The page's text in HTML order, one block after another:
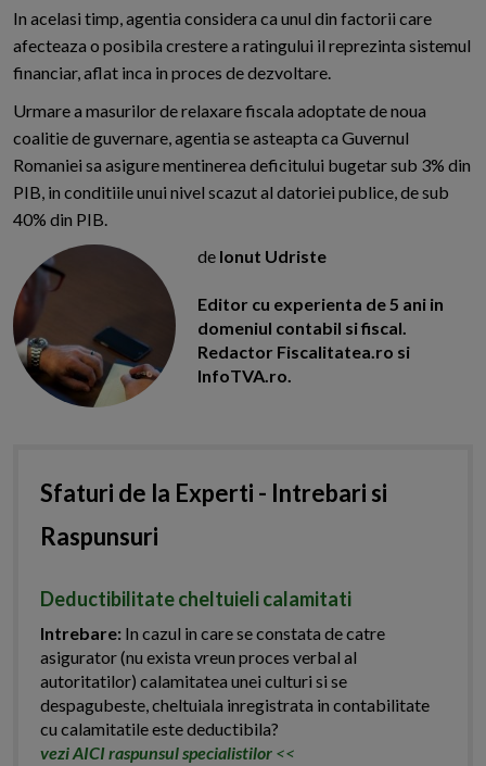
In acelasi timp, agentia considera ca unul din factorii care
afecteaza o posibila crestere a ratingului il reprezinta sistemul
financiar, aflat inca in proces de dezvoltare.
Urmare a masurilor de relaxare fiscala adoptate de noua
coalitie de guvernare, agentia se asteapta ca Guvernul
Romaniei sa asigure mentinerea deficitului bugetar sub 3% din
PIB, in conditiile unui nivel scazut al datoriei publice, de sub
40% din PIB.
de Ionut Udriste
Editor cu experienta de 5 ani in
domeniul contabil si fiscal.
Redactor Fiscalitatea.ro si
InfoTVA.ro.
Sfaturi de la Experti - Intrebari si
Raspunsuri
Deductibilitate cheltuieli calamitati
Intrebare: In cazul in care se constata de catre
asigurator (nu exista vreun proces verbal al
autoritatilor) calamitatea unei culturi si se
despagubeste, cheltuiala inregistrata in contabilitate
cu calamitatile este deductibila?
vezi AICI raspunsul specialistilor <<